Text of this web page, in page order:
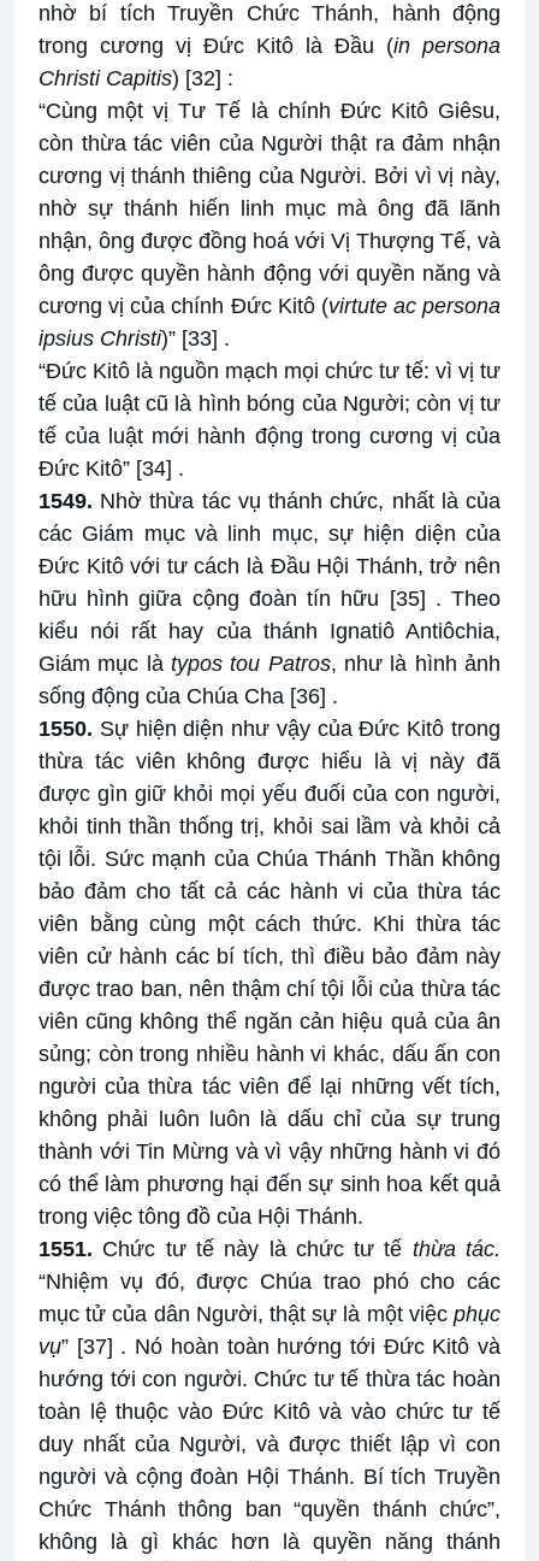
nhờ bí tích Truyền Chức Thánh, hành động
trong cương vị Đức Kitô là Đầu (in persona
Christi Capitis) [32] :
“Cùng một vị Tư Tế là chính Đức Kitô Giêsu,
còn thừa tác viên của Người thật ra đảm nhận
cương vị thánh thiêng của Người. Bởi vì vị này,
nhờ sự thánh hiến linh mục mà ông đã lãnh
nhận, ông được đồng hoá với Vị Thượng Tế, và
ông được quyền hành động với quyền năng và
cương vị của chính Đức Kitô (virtute ac persona
ipsius Christi)” [33] .
“Đức Kitô là nguồn mạch mọi chức tư tế: vì vị tư
tế của luật cũ là hình bóng của Người; còn vị tư
tế của luật mới hành động trong cương vị của
Đức Kitô” [34] .
1549. Nhờ thừa tác vụ thánh chức, nhất là của
các Giám mục và linh mục, sự hiện diện của
Đức Kitô với tư cách là Đầu Hội Thánh, trở nên
hữu hình giữa cộng đoàn tín hữu [35] . Theo
kiểu nói rất hay của thánh Ignatiô Antiôchia,
Giám mục là typos tou Patros, như là hình ảnh
sống động của Chúa Cha [36] .
1550. Sự hiện diện như vậy của Đức Kitô trong
thừa tác viên không được hiểu là vị này đã
được gìn giữ khỏi mọi yếu đuối của con người,
khỏi tinh thần thống trị, khỏi sai lầm và khỏi cả
tội lỗi. Sức mạnh của Chúa Thánh Thần không
bảo đảm cho tất cả các hành vi của thừa tác
viên bằng cùng một cách thức. Khi thừa tác
viên cử hành các bí tích, thì điều bảo đảm này
được trao ban, nên thậm chí tội lỗi của thừa tác
viên cũng không thể ngăn cản hiệu quả của ân
sủng; còn trong nhiều hành vi khác, dấu ấn con
người của thừa tác viên để lại những vết tích,
không phải luôn luôn là dấu chỉ của sự trung
thành với Tin Mừng và vì vậy những hành vi đó
có thể làm phương hại đến sự sinh hoa kết quả
trong việc tông đồ của Hội Thánh.
1551. Chức tư tế này là chức tư tế thừa tác.
“Nhiệm vụ đó, được Chúa trao phó cho các
mục tử của dân Người, thật sự là một việc phục
vụ” [37] . Nó hoàn toàn hướng tới Đức Kitô và
hướng tới con người. Chức tư tế thừa tác hoàn
toàn lệ thuộc vào Đức Kitô và vào chức tư tế
duy nhất của Người, và được thiết lập vì con
người và cộng đoàn Hội Thánh. Bí tích Truyền
Chức Thánh thông ban “quyền thánh chức”,
không là gì khác hơn là quyền năng thánh